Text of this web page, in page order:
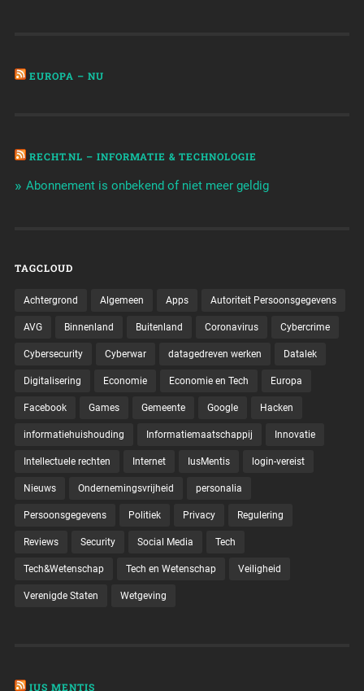
EUROPA – NU
RECHT.NL – INFORMATIE & TECHNOLOGIE
Abonnement is onbekend of niet meer geldig
TAGCLOUD
Achtergrond Algemeen Apps Autoriteit Persoonsgegevens
AVG Binnenland Buitenland Coronavirus Cybercrime
Cybersecurity Cyberwar datagedreven werken Datalek
Digitalisering Economie Economie en Tech Europa
Facebook Games Gemeente Google Hacken
informatiehuishouding Informatiemaatschappij Innovatie
Intellectuele rechten Internet IusMentis login-vereist
Nieuws Ondernemingsvrijheid personalia
Persoonsgegevens Politiek Privacy Regulering
Reviews Security Social Media Tech
Tech&Wetenschap Tech en Wetenschap Veiligheid
Verenigde Staten Wetgeving
IUS MENTIS